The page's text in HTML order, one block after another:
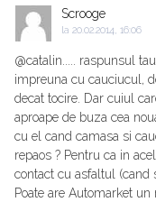
Scrooge
la 20.02.2014, 16:06
@catalin..... raspunsul
impreuna cu cauciucul,
decat tocire. Dar cuiul
aproape de buza cea
cu el cand camasa si
repaos ? Pentru ca in
contact cu asfaltul (cand
Poate are Automarket un